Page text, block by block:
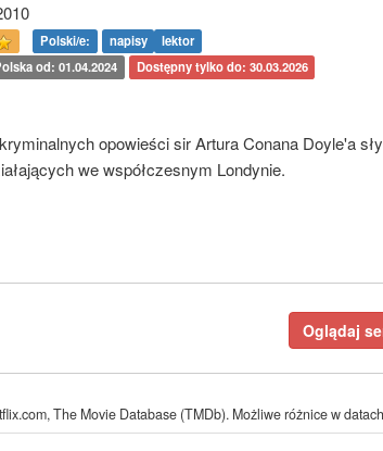
Polski/e: napisy
lektor
od: 01.04.2024
Dostępny tylko do: 30.03.2026
opowieści sir Artura Conana Doyle'a
we współczesnym Londynie.
Oglądaj
The Movie Database (TMDb). Możliwe różnice w